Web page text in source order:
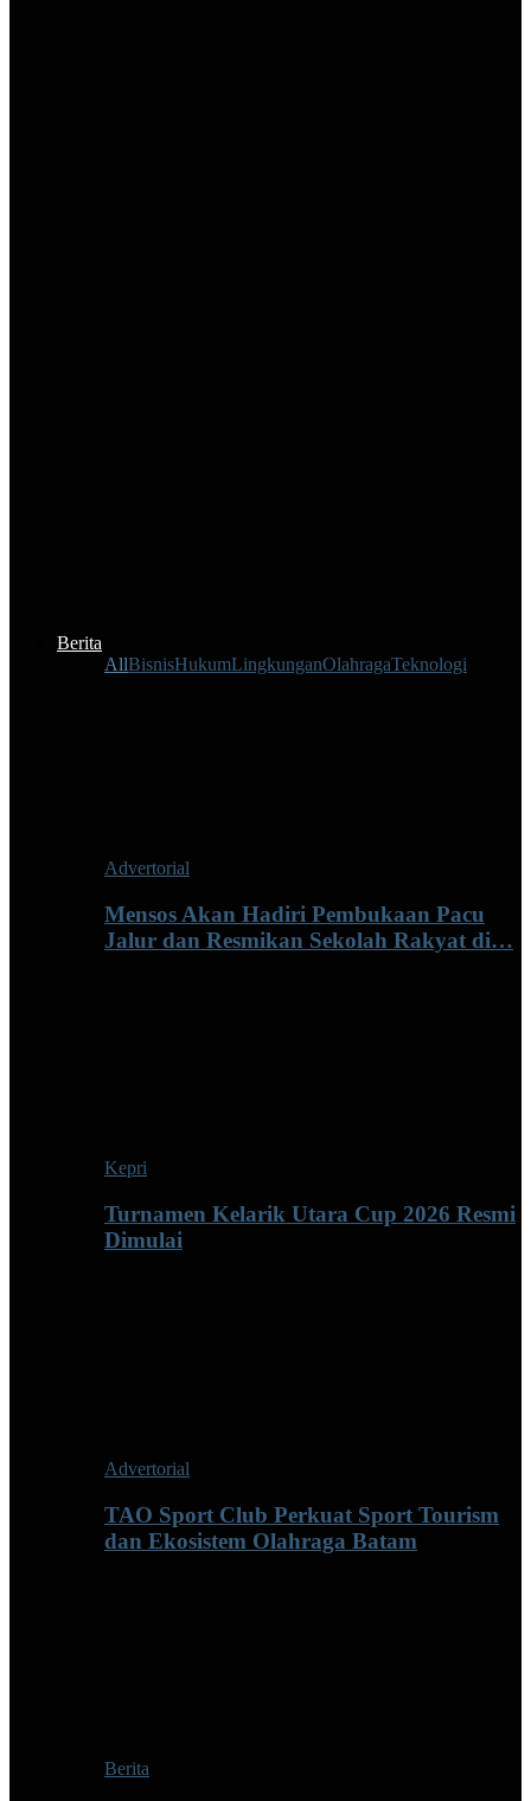
Berita
AllBisnisHukumLingkunganOlahragaTeknologi
Advertorial
Mensos Akan Hadiri Pembukaan Pacu
Jalur dan Resmikan Sekolah Rakyat di…
Kepri
Turnamen Kelarik Utara Cup 2026 Resmi
Dimulai
Advertorial
TAO Sport Club Perkuat Sport Tourism
dan Ekosistem Olahraga Batam
Berita